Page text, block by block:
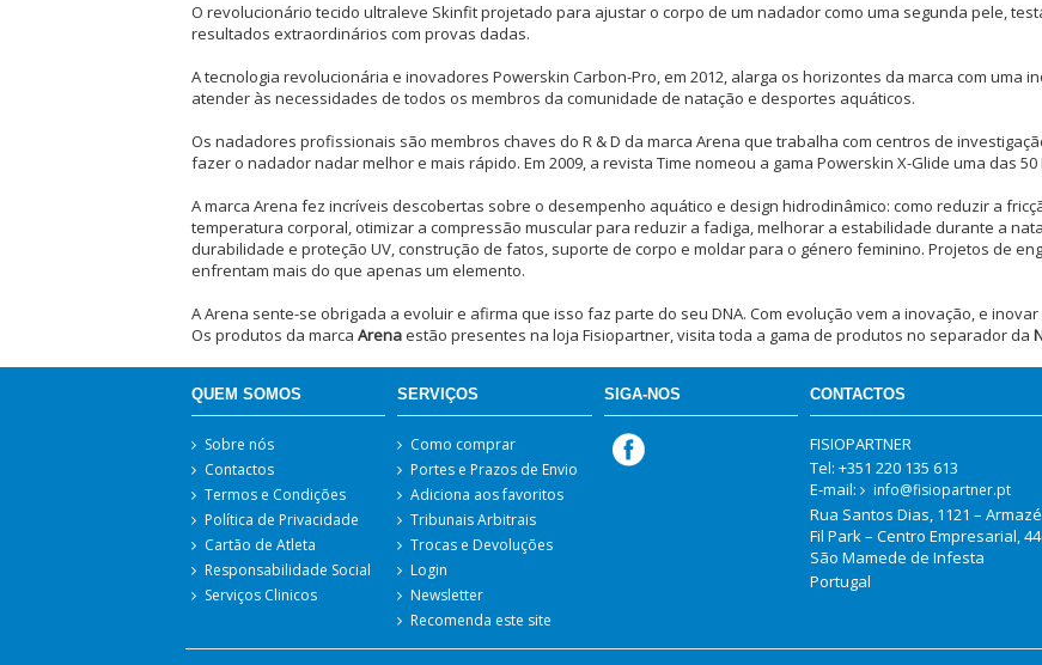
O revolucionário tecido ultraleve Skinfit projetado para ajustar o corpo de um nadador como uma segunda pele,
resultados extraordinários com provas dadas.
A tecnologia revolucionária e inovadores Powerskin Carbon-Pro, em 2012, alarga os horizontes da marca com uma
atender às necessidades de todos os membros da comunidade de natação e desportes aquáticos.
Os nadadores profissionais são membros chaves do R & D da marca Arena que trabalha com centros de
fazer o nadador nadar melhor e mais rápido. Em 2009, a revista Time nomeou a gama Powerskin X-Glide uma das
A marca Arena fez incríveis descobertas sobre o desempenho aquático e design hidrodinâmico: como reduzir a
temperatura corporal, otimizar a compressão muscular para reduzir a fadiga, melhorar a estabilidade durante a
durabilidade e proteção UV, construção de fatos, suporte de corpo e moldar para o género feminino. Projetos de
enfrentam mais do que apenas um elemento.
A Arena sente-se obrigada a evoluir e afirma que isso faz parte do seu DNA. Com evolução vem a inovação, e
Os produtos da marca Arenaestão presentes na loja Fisiopartner, visita toda a gama de produtos no separador da
QUEM SOMOS
Sobre nós
Contactos
Termos e Condições
Política de Privacidade
Cartão de Atleta
Responsabilidade Social
Serviços Clinicos
SERVIÇOS
Como comprar
Portes e Prazos de Envio
Adiciona aos favoritos
Tribunais Arbitrais
Trocas e Devoluções
Login
Newsletter
Recomenda este site
SIGA-NOS CONTACTOS
FISIOPARTNER
Tel: +351 220 135 613
E-mail:
info@fisiopartner.pt
Rua Santos Dias, 1121 –
Fil Park – Centro Empresarial,
São Mamede de Infesta
Portugal